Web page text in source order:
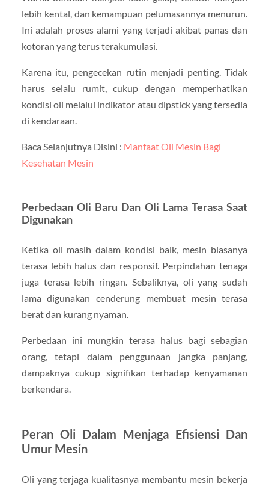
lebih kental, dan kemampuan pelumasannya menurun.
Ini adalah proses alami yang terjadi akibat panas dan
kotoran yang terus terakumulasi.
Karena itu, pengecekan rutin menjadi penting. Tidak
harus selalu rumit, cukup dengan memperhatikan
kondisi oli melalui indikator atau dipstick yang tersedia
di kendaraan.
Baca Selanjutnya Disini : Manfaat Oli Mesin Bagi
Kesehatan Mesin
Perbedaan Oli Baru Dan Oli Lama Terasa Saat
Digunakan
Ketika oli masih dalam kondisi baik, mesin biasanya
terasa lebih halus dan responsif. Perpindahan tenaga
juga terasa lebih ringan. Sebaliknya, oli yang sudah
lama digunakan cenderung membuat mesin terasa
berat dan kurang nyaman.
Perbedaan ini mungkin terasa halus bagi sebagian
orang, tetapi dalam penggunaan jangka panjang,
dampaknya cukup signifikan terhadap kenyamanan
berkendara.
Peran Oli Dalam Menjaga Efisiensi Dan
Umur Mesin
Oli yang terjaga kualitasnya membantu mesin bekerja